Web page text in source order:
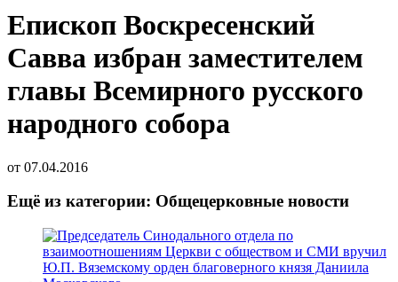
Епископ Воскресенский
Савва избран заместителем
главы Всемирного русского
народного собора
от 07.04.2016
Ещё из категории: Общецерковные новости